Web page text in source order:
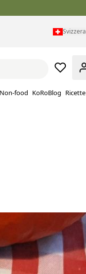
Svizzera
Non-food KoRoBlog Ricette